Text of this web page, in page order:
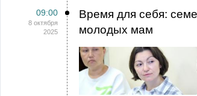
09:00
8 октября
2025
Время для себя:
молодых мам